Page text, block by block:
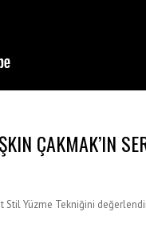
ÇAKMAK’IN
Stil Yüzme Tekniğini